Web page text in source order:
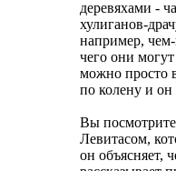
деревяхами -
хулиганов-
например, чем-
чего они
можно просто
по колену и он
Вы
Левитасом,
он объясняет,